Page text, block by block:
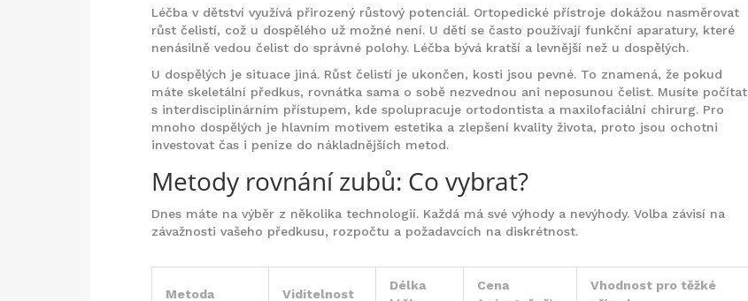
Léčba v dětství využívá přirozený růstový potenciál. Ortopedické přístroje dokážou nasměrovat
růst čelistí, což u dospělého už možné není. U dětí se často používají funkční aparatury, které
nenásilně vedou čelist do správné polohy. Léčba bývá kratší a levnější než u dospělých.
U dospělých je situace jiná. Růst čelistí je ukončen, kosti jsou pevné. To znamená, že pokud
máte skeletální předkus, rovnátka sama o sobě nezvednou ani neposunou čelist. Musíte počítat
s interdisciplinárním přístupem, kde spolupracuje ortodontista a maxilofaciální chirurg. Pro
mnoho dospělých je hlavním motivem estetika a zlepšení kvality života, proto jsou ochotni
investovat čas i peníze do nákladnějších metod.
Metody rovnání zubů: Co vybrat?
Dnes máte na výběr z několika technologií. Každá má své výhody a nevýhody. Volba závisí na
závažnosti vašeho předkusu, rozpočtu a požadavcích na diskrétnost.
Metoda Viditelnost
Délka
Cena
Vhodnost pro těžké